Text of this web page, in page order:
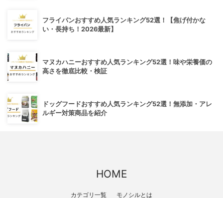
フライパンおすすめ人気ランキング52選！【焦げ付かな
い・長持ち！2026最新】
マヌカハニーおすすめ人気ランキング52選！味や栄養価の
高さを徹底比較・検証
ドッグフードおすすめ人気ランキング52選！無添加・アレ
ルギー対策商品を紹介
HOME
カテゴリ一覧 モノシルとは